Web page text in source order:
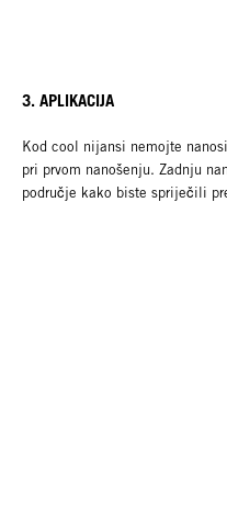
3. APLIKACIJA
Kod cool nijansi nemojte
pri prvom nanošenju. Zadnju
područje kako biste spriječili